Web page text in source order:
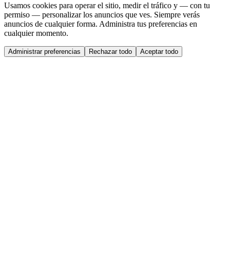
Usamos cookies para operar el sitio, medir el tráfico y — con tu
permiso — personalizar los anuncios que ves. Siempre verás
anuncios de cualquier forma. Administra tus preferencias en
cualquier momento.
Administrar preferencias Rechazar todo Aceptar todo